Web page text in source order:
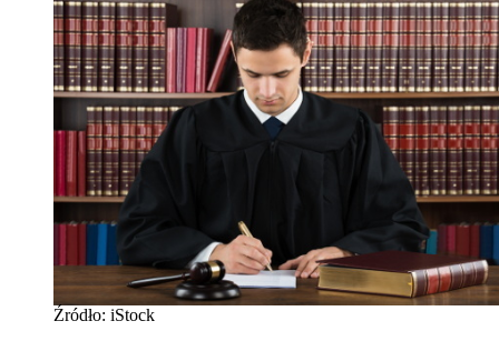
Źródło: iStock